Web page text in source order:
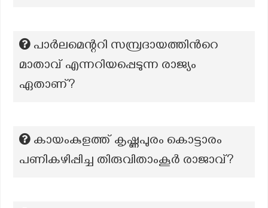
പാർലമെന്ററി സമ്പ്രദായത്തിന്‍റെ
മാതാവ് എന്നറിയപ്പെടുന്ന രാജ്യം
ഏതാണ്?
കായംകുളത്ത് കൃഷ്ണപുരം കൊട്ടാരം
പണികഴിപ്പിച്ച തിരുവിതാംകൂർ രാജാവ്?